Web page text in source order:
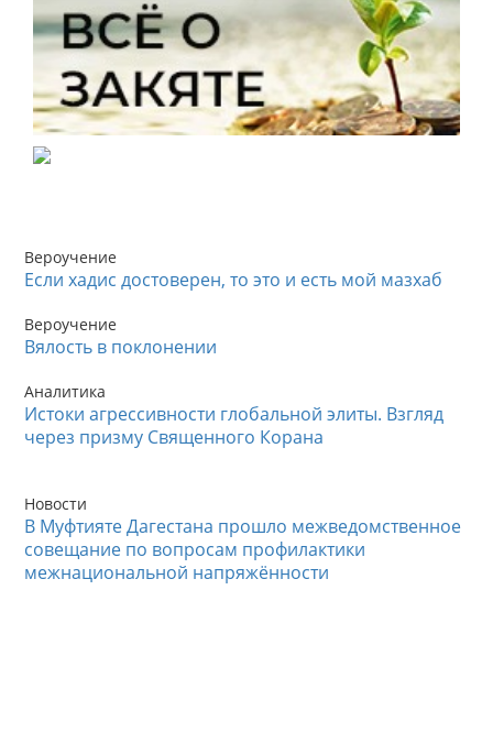
Вероучение
Если хадис достоверен, то это и есть мой мазхаб
Вероучение
Вялость в поклонении
Аналитика
Истоки агрессивности глобальной элиты. Взгляд
через призму Священного Корана
Новости
В Муфтияте Дагестана прошло межведомственное
совещание по вопросам профилактики
межнациональной напряжённости